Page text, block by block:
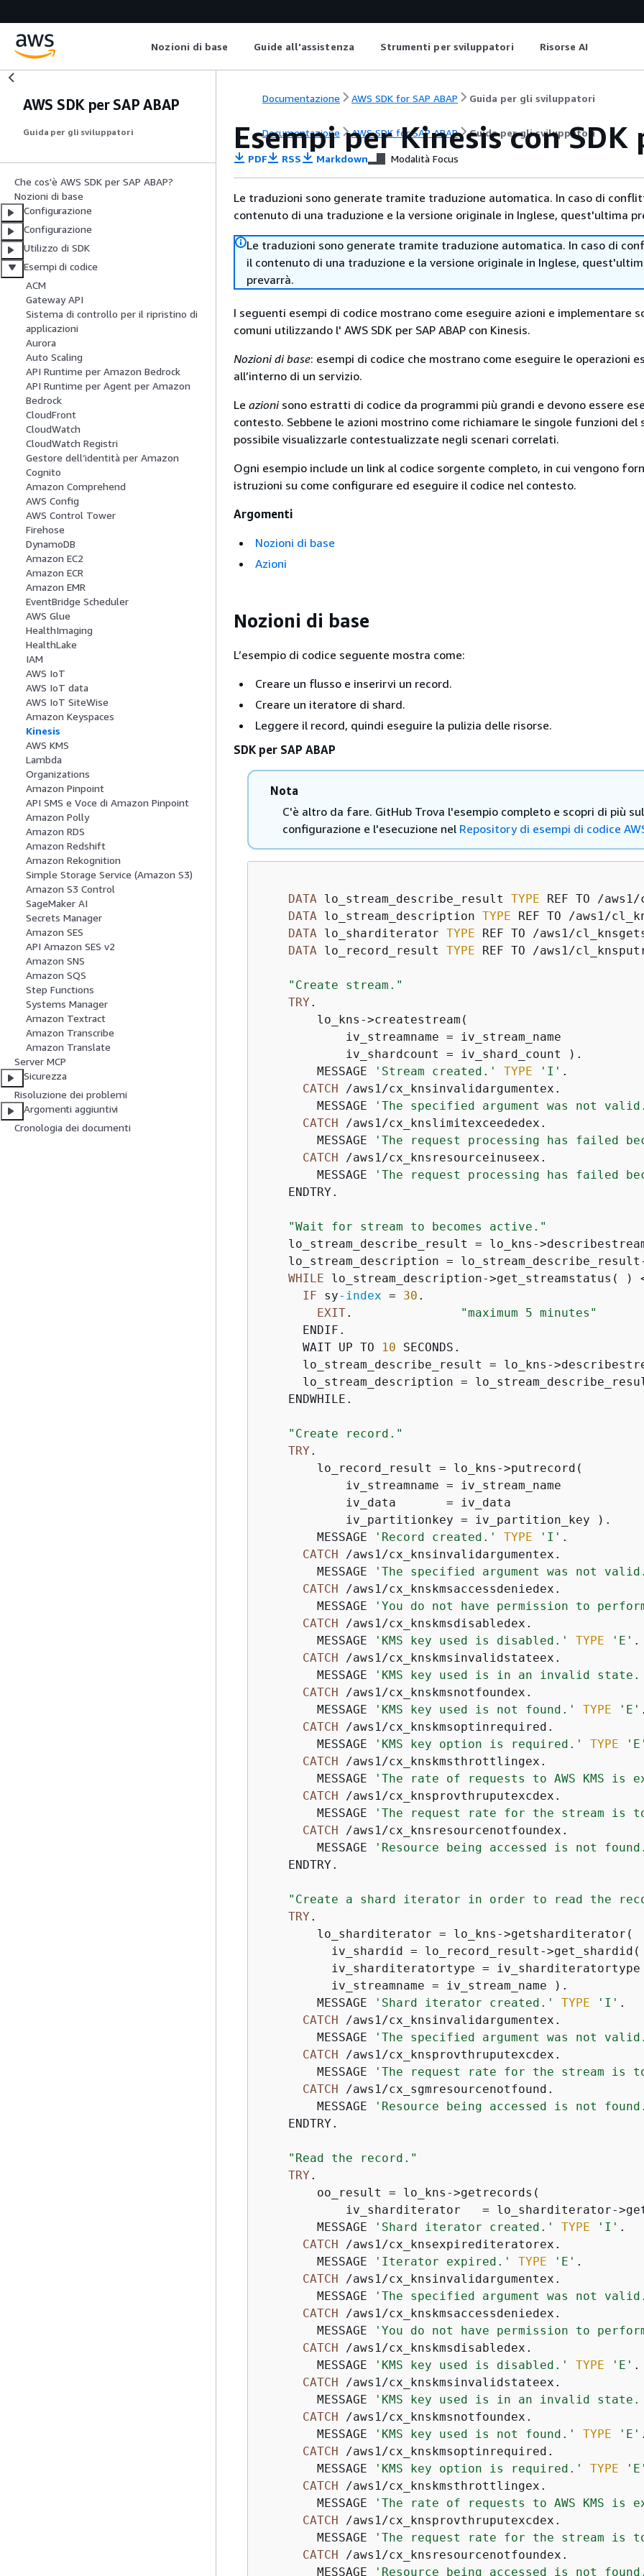
Nozioni di base Guide all'assistenza Strumenti per sviluppatori Risorse AI
AWS SDK per SAP ABAP
Guida per gli sviluppatori
Che cos'è AWS SDK per SAP ABAP?
Nozioni di base
Configurazione
Configurazione
Utilizzo di SDK
Esempi di codice
ACM
Gateway API
Sistema di controllo per il ripristino di
applicazioni
Aurora
Auto Scaling
API Runtime per Amazon Bedrock
API Runtime per Agent per Amazon
Bedrock
CloudFront
CloudWatch
CloudWatch Registri
Gestore dell’identità per Amazon
Cognito
Amazon Comprehend
AWS Config
AWS Control Tower
Firehose
DynamoDB
Amazon EC2
Amazon ECR
Amazon EMR
EventBridge Scheduler
AWS Glue
HealthImaging
HealthLake
IAM
AWS IoT
AWS IoT data
AWS IoT SiteWise
Amazon Keyspaces
Kinesis
AWS KMS
Lambda
Organizations
Amazon Pinpoint
API SMS e Voce di Amazon Pinpoint
Amazon Polly
Amazon RDS
Amazon Redshift
Amazon Rekognition
Simple Storage Service (Amazon S3)
Amazon S3 Control
SageMaker AI
Secrets Manager
Amazon SES
API Amazon SES v2
Amazon SNS
Amazon SQS
Step Functions
Systems Manager
Amazon Textract
Amazon Transcribe
Amazon Translate
Server MCP
Sicurezza
Risoluzione dei problemi
Argomenti aggiuntivi
Cronologia dei documenti
Documentazione AWS SDK for SAP ABAP Guida per gli sviluppatori
Documentazione AWS SDK for SAP ABAP Guida per gli sviluppatori
Esempi per Kinesis con SDK
PDF RSS Markdown Modalità Focus
Le traduzioni sono generate tramite traduzione automatica. In caso di
contenuto di una traduzione e la versione originale in Inglese, quest'ultima
Le traduzioni sono generate tramite traduzione automatica. In caso di
il contenuto di una traduzione e la versione originale in Inglese,
prevarrà.
I seguenti esempi di codice mostrano come eseguire azioni e implementare
comuni utilizzando l' AWS SDK per SAP ABAP con Kinesis.
Nozioni di base: esempi di codice che mostrano come eseguire le operazioni
all’interno di un servizio.
Le azionisono estratti di codice da programmi più grandi e devono essere
contesto. Sebbene le azioni mostrino come richiamare le singole funzioni del
possibile visualizzarle contestualizzate negli scenari correlati.
Ogni esempio include un link al codice sorgente completo, in cui vengono
istruzioni su come configurare ed eseguire il codice nel contesto.
Argomenti
Nozioni di base
Azioni
Nozioni di base
L’esempio di codice seguente mostra come:
Creare un flusso e inserirvi un record.
Creare un iteratore di shard.
Leggere il record, quindi eseguire la pulizia delle risorse.
SDK per SAP ABAP
Nota
C'è altro da fare. GitHub Trova l'esempio completo e scopri di più
configurazione e l'esecuzione nel Repository di esempi di codice
DATA lo_stream_describe_result TYPE REF TO /
DATA lo_stream_description TYPE REF TO /aws1/
DATA lo_sharditerator TYPE REF TO /aws1/
DATA lo_record_result TYPE REF TO /aws1/
"Create stream."
TRY .
        lo_kns->createstream(
            iv_streamname = iv_stream_name
            iv_shardcount = iv_shard_count ).
        MESSAGE
'Stream created.' TYPE 'I' .
CATCH /aws1/cx_knsinvalidargumentex.
        MESSAGE
'The specified argument was not
CATCH /aws1/cx_knslimitexceededex.
        MESSAGE
'The request processing has failed
CATCH /aws1/cx_knsresourceinuseex.
        MESSAGE
'The request processing has failed
    ENDTRY.
"Wait for stream to becomes active."
lo_stream_describe_result = lo_kns-
lo_stream_description =
WHILE lo_stream_description->get_streamstatus( )
IF sy-index = 30 .
EXIT.
"maximum 5 minutes"
      ENDIF.
      WAIT UP TO
10 SECONDS.
lo_stream_describe_result = lo_kns-
lo_stream_description =
    ENDWHILE.
"Create record."
TRY .
        lo_record_result = lo_kns->putrecord(
            iv_streamname = iv_stream_name
            iv_data       = iv_data
            iv_partitionkey = iv_partition_key ).
        MESSAGE
'Record created.' TYPE 'I' .
CATCH /aws1/cx_knsinvalidargumentex.
        MESSAGE
'The specified argument was not
CATCH /aws1/cx_knskmsaccessdeniedex.
        MESSAGE
'You do not have permission to
CATCH /aws1/cx_knskmsdisabledex.
        MESSAGE
'KMS key used is disabled.' TYPE 'E' .
CATCH /aws1/cx_knskmsinvalidstateex.
        MESSAGE
'KMS key used is in an invalid
CATCH /aws1/cx_knskmsnotfoundex.
        MESSAGE
'KMS key used is not found.' TYPE 'E' .
CATCH /aws1/cx_knskmsoptinrequired.
        MESSAGE
'KMS key option is required.' TYPE 'E'
CATCH /aws1/cx_knskmsthrottlingex.
        MESSAGE
'The rate of requests to AWS KMS is
CATCH /aws1/cx_knsprovthruputexcdex.
        MESSAGE
'The request rate for the stream is
CATCH /aws1/cx_knsresourcenotfoundex.
        MESSAGE
'Resource being accessed is not
    ENDTRY.
"Create a shard iterator in order to read the
TRY .
        lo_sharditerator = lo_kns->getsharditerator(
iv_shardid = lo_record_result->get_shardid(
          iv_sharditeratortype = iv_sharditeratortype
          iv_streamname = iv_stream_name ).
        MESSAGE
'Shard iterator created.' TYPE 'I' .
CATCH /aws1/cx_knsinvalidargumentex.
        MESSAGE
'The specified argument was not
CATCH /aws1/cx_knsprovthruputexcdex.
        MESSAGE
'The request rate for the stream is
CATCH /aws1/cx_sgmresourcenotfound.
        MESSAGE
'Resource being accessed is not
    ENDTRY.
"Read the record."
TRY .
oo_result = lo_kns-
iv_sharditerator   = lo_sharditerator-
        MESSAGE
'Shard iterator created.' TYPE 'I' .
CATCH /aws1/cx_knsexpirediteratorex.
        MESSAGE
'Iterator expired.' TYPE 'E' .
CATCH /aws1/cx_knsinvalidargumentex.
        MESSAGE
'The specified argument was not
CATCH /aws1/cx_knskmsaccessdeniedex.
        MESSAGE
'You do not have permission to
CATCH /aws1/cx_knskmsdisabledex.
        MESSAGE
'KMS key used is disabled.' TYPE 'E' .
CATCH /aws1/cx_knskmsinvalidstateex.
        MESSAGE
'KMS key used is in an invalid
CATCH /aws1/cx_knskmsnotfoundex.
        MESSAGE
'KMS key used is not found.' TYPE 'E' .
CATCH /aws1/cx_knskmsoptinrequired.
        MESSAGE
'KMS key option is required.' TYPE 'E'
CATCH /aws1/cx_knskmsthrottlingex.
        MESSAGE
'The rate of requests to AWS KMS is
CATCH /aws1/cx_knsprovthruputexcdex.
        MESSAGE
'The request rate for the stream is
CATCH /aws1/cx_knsresourcenotfoundex.
        MESSAGE
'Resource being accessed is not